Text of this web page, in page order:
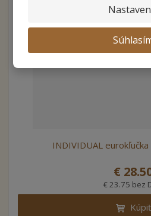
INDIVIDUAL
€
€ 23.75 bez
Kúpiť